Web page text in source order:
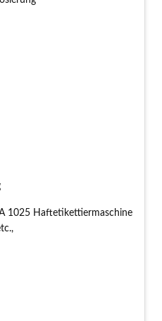
1025 Haftetikettiermaschine